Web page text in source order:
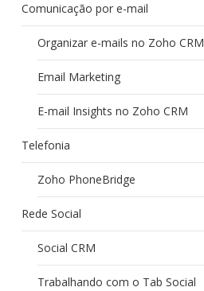
Comunicação por e-mail
Organizar e-mails no Zoho CRM
Email Marketing
E-mail Insights no Zoho CRM
Telefonia
Zoho PhoneBridge
Rede Social
Social CRM
Trabalhando com o Tab Social